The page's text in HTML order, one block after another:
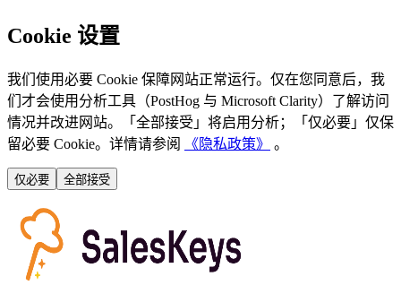
Cookie 设置
我们使用必要 Cookie 保障网站正常运行。仅在您同意后，我
们才会使用分析工具（PostHog 与 Microsoft Clarity）了解访问
情况并改进网站。「全部接受」将启用分析；「仅必要」仅保
留必要 Cookie。详情请参阅
《隐私政策》 。
仅必要 全部接受